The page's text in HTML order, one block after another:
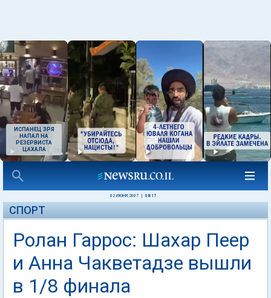
ИСПАНЕЦ ЗРЯ
НАПАЛ НА
РЕЗЕРВИСТА
ЦАХАЛА
02 ИЮНЯ 2007 08:17
СПОРТ
Ролан Гаррос: Шахар Пеер
и Анна Чакветадзе вышли
в 1/8 финала